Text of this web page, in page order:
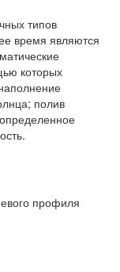
типов
время являются
которых
полив
профиля